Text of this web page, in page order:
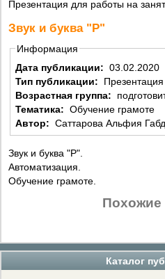
Каталог
Презентация для работы на
Звук и буква "Р"
Информация
Дата публикации: 03.02.2020
Тип публикации:
Презентация
Возрастная группа:
Тематика: Обучение грамоте
Автор: Саттарова Альфия
Звук и буква "Р".
Автоматизация.
Обучение грамоте.
Похожие